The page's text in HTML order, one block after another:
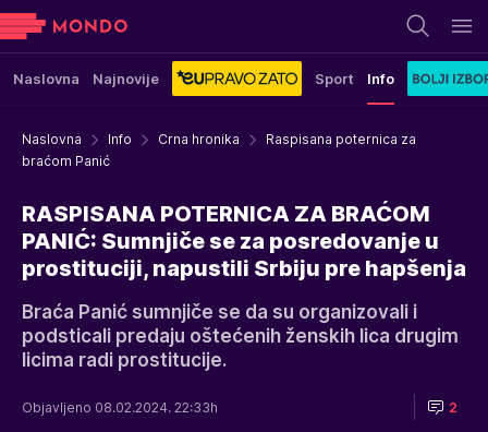
Naslovna Najnovije Sport Info
Naslovna Info Crna hronika
Raspisana poternica za
braćom Panić
RASPISANA POTERNICA ZA BRAĆOM
PANIĆ: Sumnjiče se za posredovanje u
prostituciji, napustili Srbiju pre hapšenja
Braća Panić sumnjiče se da su organizovali i
podsticali predaju oštećenih ženskih lica drugim
licima radi prostitucije.
Objavljeno 08.02.2024. 22:33h 2